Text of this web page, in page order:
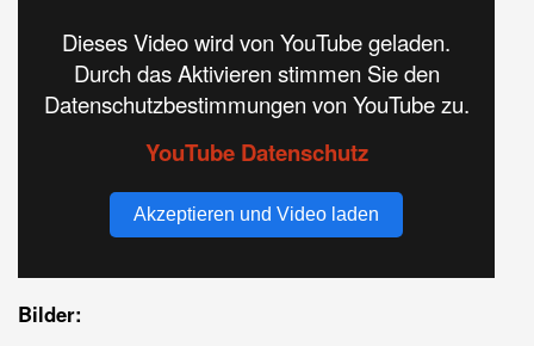
Dieses Video wird von YouTube geladen.
Durch das Aktivieren stimmen Sie den
Datenschutzbestimmungen von YouTube zu.
YouTube Datenschutz
Akzeptieren und Video laden
Bilder: